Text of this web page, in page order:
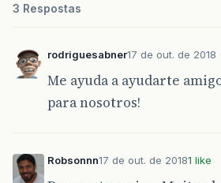
3 Respostas
rodriguesabner17 de out. de 2018
Me ayuda a ayudarte
para nosotros!
Robsonnn17 de out. de 20181 like